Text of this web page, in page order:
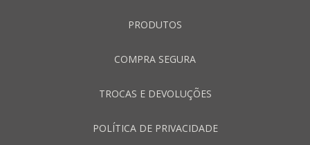
PRODUTOS
COMPRA SEGURA
TROCAS E DEVOLUÇÕES
POLÍTICA DE PRIVACIDADE